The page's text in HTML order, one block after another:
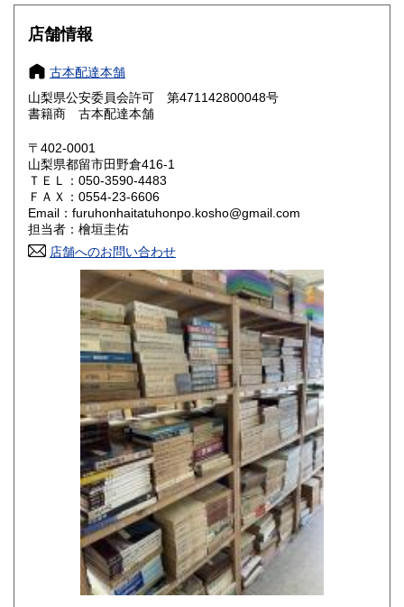
大阪府
奈良県
鳥取県 800円 島根県
岡山県
山口県 800円
香川県 800円 愛媛県
高知県 800円
800円 長崎県
800円 大分県
800円 鹿児島県
1,500円
店舗情報
古本配達本舗
山梨県公安委員会許可 第471142800048号
書籍商 古本配達本舗
〒402-0001
山梨県都留市田野倉416-1
ＴＥＬ：050-3590-4483
ＦＡＸ：0554-23-6606
Email：furuhonhaitatuhonpo.kosho@gmail.com
担当者：檜垣圭佑
店舗へのお問い合わせ